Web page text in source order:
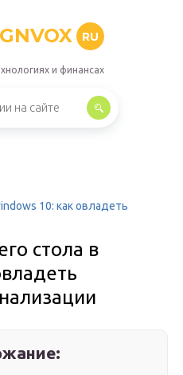
RU
и финансах
10: как овладеть
стола в